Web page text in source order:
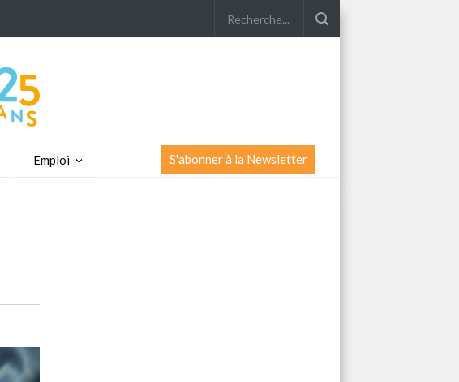
Emploi S'abonner à la Newsletter